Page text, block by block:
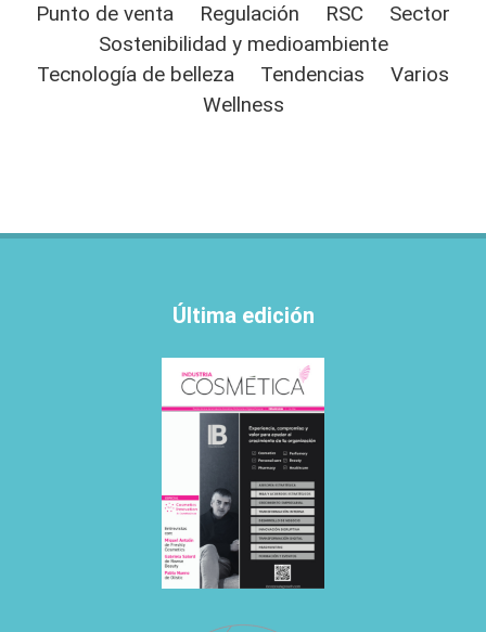
Punto de venta
Regulación RSC
Sector
Sostenibilidad y medioambiente
Tecnología de belleza
Tendencias
Varios
Wellness
Última edición